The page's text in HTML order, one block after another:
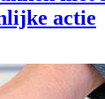
actie